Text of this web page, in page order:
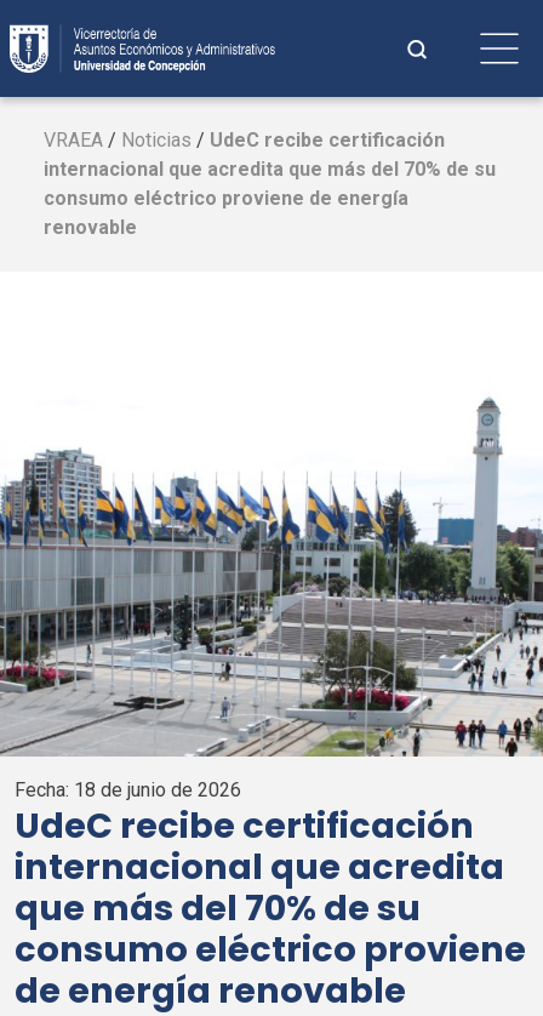
al
contenido
Buscar:
Cuando
VRAEA / Noticias / UdeC recibe certificación
internacional que acredita que más del 70% de su
consumo eléctrico proviene de energía
renovable
Fecha: 18 de junio de 2026
UdeC recibe certificación
internacional que acredita
que más del 70% de su
consumo eléctrico proviene
de energía renovable